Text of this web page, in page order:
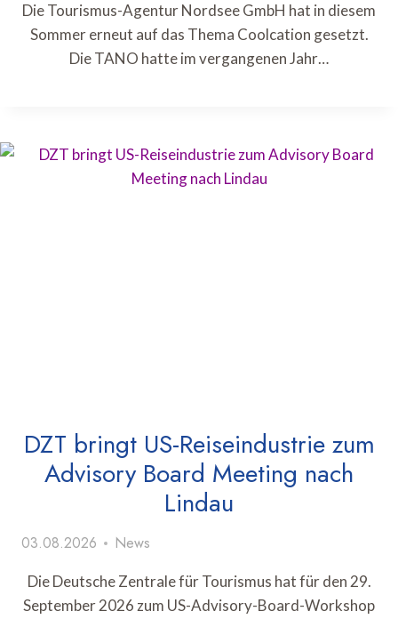
Die Tourismus-Agentur Nordsee GmbH hat in diesem
Sommer erneut auf das Thema Coolcation gesetzt.
Die TANO hatte im vergangenen Jahr…
DZT bringt US-Reiseindustrie zum
Advisory Board Meeting nach
Lindau
03.08.2026 News
Die Deutsche Zentrale für Tourismus hat für den 29.
September 2026 zum US-Advisory-Board-Workshop